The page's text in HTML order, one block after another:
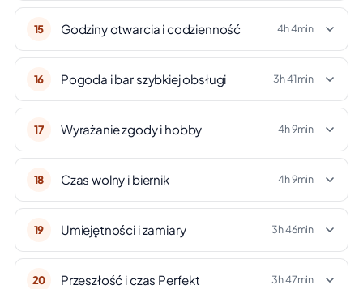
15 Godziny otwarcia i codzienność 4h 4min
16 Pogoda i bar szybkiej obsługi 3h 41min
17 Wyrażanie zgody i hobby 4h 9min
18 Czas wolny i biernik 4h 9min
19 Umiejętności i zamiary 3h 46min
20 Przeszłość i czas Perfekt 3h 47min